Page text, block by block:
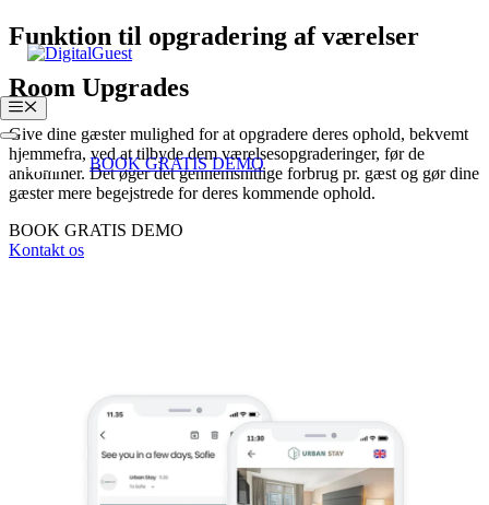
Hop
til
Menu
Login BOOK GRATIS DEMO
Funktion til opgradering af værelser
Room Upgrades
Give dine gæster mulighed for at opgradere deres ophold, bekvemt
hjemmefra, ved at tilbyde dem værelsesopgraderinger, før de
ankommer. Det øger det gennemsnitlige forbrug pr. gæst og gør dine
gæster mere begejstrede for deres kommende ophold.
BOOK GRATIS DEMO
Kontakt os